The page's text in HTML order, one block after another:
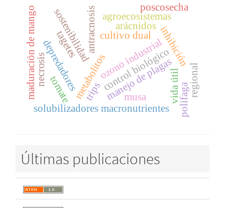
control biológico
cultivo dual inhibición
metabolitos
sostenibilidad
solubilizadores macronutrientes
manejo de plagas
antracnosis
maduración de mango ozono industrial
arácnidos
agroecosistemas
depredadores
tagetes
tomate regional
trips
necrosis
musa
poscosecha
vida útilpolífaga
Últimas publicaciones